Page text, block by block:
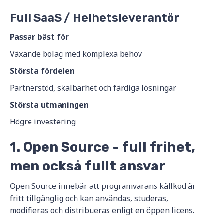
Full SaaS / Helhetsleverantör
Passar bäst för
Växande bolag med komplexa behov
Största fördelen
Partnerstöd, skalbarhet och färdiga lösningar
Största utmaningen
Högre investering
1. Open Source - full frihet,
men också fullt ansvar
Open Source innebär att programvarans källkod är
fritt tillgänglig och kan användas, studeras,
modifieras och distribueras enligt en öppen licens.